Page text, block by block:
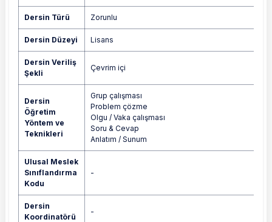
Dersin Türü Zorunlu
Dersin Düzeyi Lisans
Dersin Veriliş
Şekli
Çevrim içi
Dersin
Öğretim
Yöntem ve
Teknikleri
Grup çalışması
Problem çözme
Olgu / Vaka çalışması
Soru & Cevap
Anlatım / Sunum
Ulusal Meslek
Sınıflandırma
Kodu
-
Dersin
Koordinatörü
-